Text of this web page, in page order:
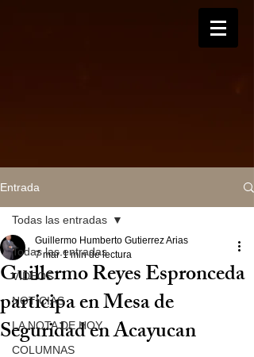
Entrada
Todas las entradas
VIDEOS
NOTICIAS
LA NOTA DE HOY
COLUMNAS
Todas las entradas
Guillermo Reyes Espronceda
participa en Mesa de
Seguridad en Acayucan
Guillermo Humberto Gutierrez Arias
7 mar 1 min de lectura